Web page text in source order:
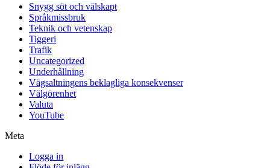
Snygg söt och välskapt
Språkmissbruk
Teknik och vetenskap
Tiggeri
Trafik
Uncategorized
Underhållning
Vägsaltningens beklagliga konsekvenser
Välgörenhet
Valuta
YouTube
Meta
Logga in